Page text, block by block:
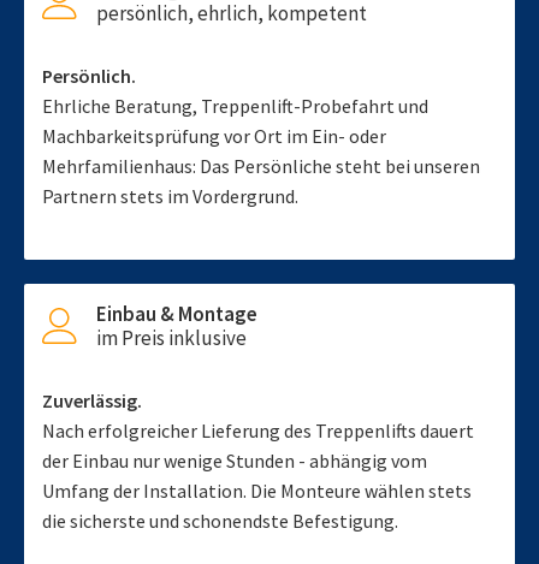
persönlich, ehrlich, kompetent
Persönlich.
Ehrliche Beratung, Treppenlift-Probefahrt und
Machbarkeitsprüfung vor Ort im Ein- oder
Mehrfamilienhaus: Das Persönliche steht bei unseren
Partnern stets im Vordergrund.
Einbau & Montage
im Preis inklusive
Zuverlässig.
Nach erfolgreicher Lieferung des Treppenlifts dauert
der Einbau nur wenige Stunden - abhängig vom
Umfang der Installation. Die Monteure wählen stets
die sicherste und schonendste Befestigung.